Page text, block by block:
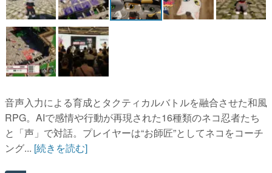
音声入力による育成とタクティカルバトルを融合させた和風
RPG。AIで感情や行動が再現された16種類のネコ忍者たち
と「声」で対話。プレイヤーは“お師匠”としてネコをコーチ
ング... [続きを読む]